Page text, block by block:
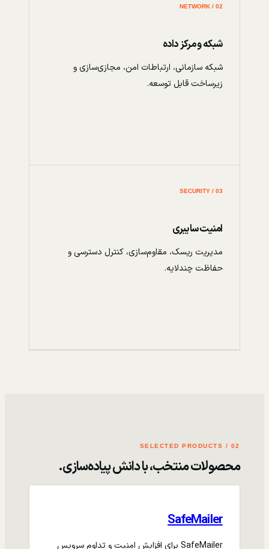
02 / NETWORK
شبکه و مرکز داده
شبکه سازمانی، ارتباطات امن، مجازی‌سازی و
زیرساخت قابل توسعه.
03 / SECURITY
امنیت سایبری
مدیریت ریسک، مقاوم‌سازی، کنترل دسترسی و
حفاظت چندلایه.
02 / SELECTED PRODUCTS
محصولات منتخب، با دانش پیاده‌سازی.
SafeMailer
SafeMailer برای افزایش امنیت و تداوم سرویس